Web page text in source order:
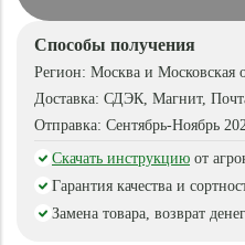
Способы получения
Регион: Москва и Московская
Доставка: СДЭК, Магнит,
Отправка: Сентябрь-Ноябрь
Скачать инструкцию от
Гарантия качества и
Замена товара, возврат денег